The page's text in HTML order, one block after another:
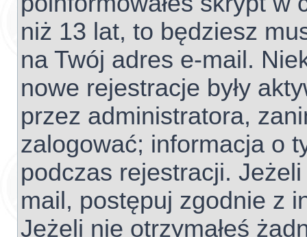
niż 13 lat, to będziesz
na Twój adres e-mail.
nowe rejestracje były
przez administratora,
zalogować; informacja o
podczas rejestracji. Jeżeli
mail, postępuj zgodnie z
Jeżeli nie otrzymałeś